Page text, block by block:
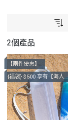
2個產品
【兩件優惠】
{福袋} $500 享有【海人沙灘大毛巾】+ 【海洋快乾毛巾】